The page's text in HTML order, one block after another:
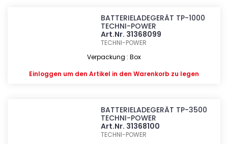
BATTERIELADEGERÄT TP-1000
TECHNI-POWER
Art.Nr. 31368099
TECHNI-POWER
Verpackung : Box
Einloggen um den Artikel in den Warenkorb zu legen
BATTERIELADEGERÄT TP-3500
TECHNI-POWER
Art.Nr. 31368100
TECHNI-POWER